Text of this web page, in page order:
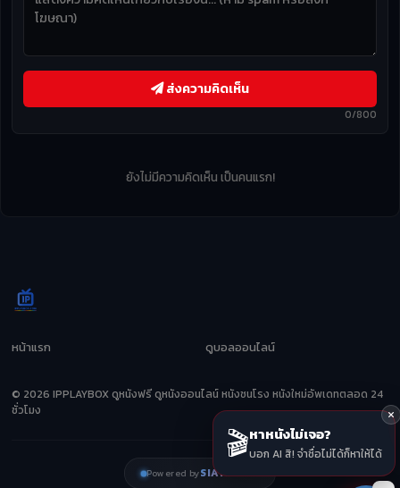
0/800
ส่งความคิดเห็น
ยังไม่มีความคิดเห็น เป็นคนแรก!
หน้าแรก ดูบอลออนไลน์
© 2026 IPPLAYBOX ดูหนังฟรี ดูหนังออนไลน์ หนังชนโรง หนังใหม่อัพเดทตลอด 24
ชั่วโมง
Powered bySIAMZEED
🎬หาหนังไม่เจอ?
บอก AI สิ! จำชื่อไม่ได้ก็หาให้ได้